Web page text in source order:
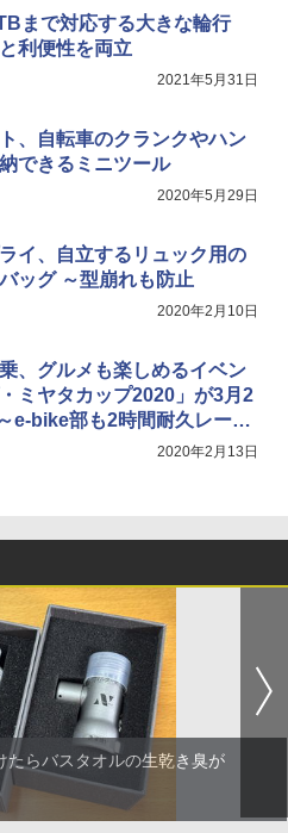
まで対応する大きな輪行
利便性を両立
2021年5月31日
、自転車のクランクやハン
できるミニツール
2020年5月29日
イ、自立するリュック用の
ッグ ～型崩れも防止
2020年2月10日
、グルメも楽しめるイベン
ミヤタカップ2020」が3月2
e-bike部も2時間耐久レース
2020年2月13日
たらバスタオルの生乾き臭が